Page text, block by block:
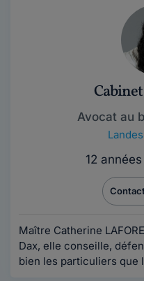
Avocat au
Landes
12
Maître Catherine
Dax, elle conseille,
bien les particuliers que